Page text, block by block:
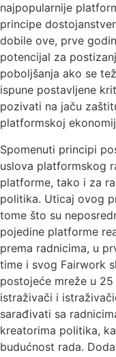
najpopularnije
principe
dobile ove, prve
potencijal za
poboljšanja ako se
ispune postavljene
pozivati na jaču
platformskoj
Spomenuti principi
uslova platformskog
platforme, tako i za
politika. Uticaj ovog
tome što su
pojedine platforme
prema radnicima, u
time i svog Fairwork
postojeće mreže u
istraživači i
sarađivati sa
kreatorima politika,
budućnost rada.